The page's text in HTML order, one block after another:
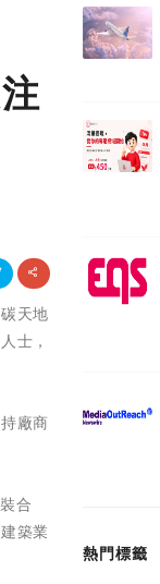
天地
士，
廠商
合
築業
熱門標籤